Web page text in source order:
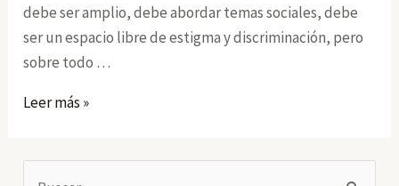
debe ser amplio, debe abordar temas sociales, debe
ser un espacio libre de estigma y discriminación, pero
sobre todo …
¡Que
Leer más »